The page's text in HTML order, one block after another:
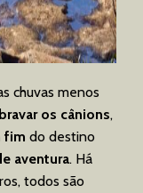
chuvas menos
os cânions,
fim do destino
aventura. Há
todos são